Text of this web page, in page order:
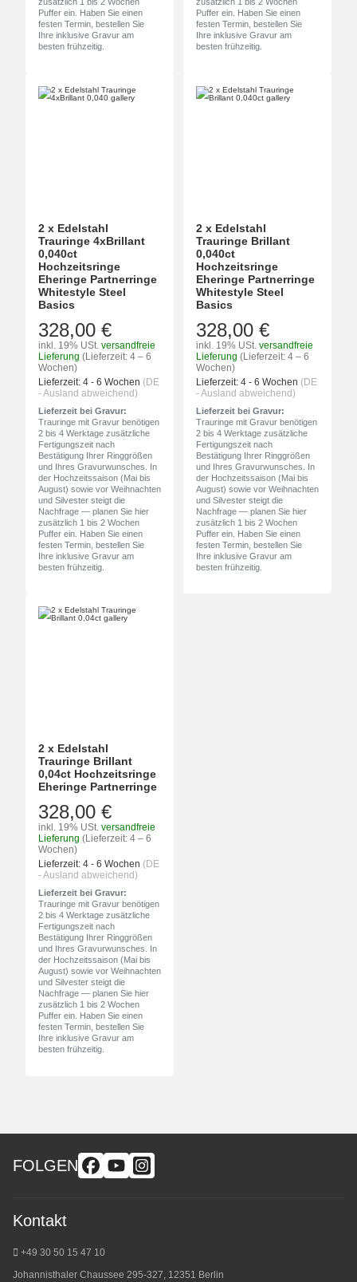
Puffer ein. Haben Sie einen
festen Termin, bestellen Sie
Ihre inklusive Gravur am
besten frühzeitig.
Puffer ein. Haben Sie einen
festen Termin, bestellen Sie
Ihre inklusive Gravur am
besten frühzeitig.
2 x Edelstahl
Trauringe 4xBrillant
0,040ct
Hochzeitsringe
Eheringe Partnerringe
Whitestyle Steel
Basics
328,00 €
inkl. 19% USt. versandfreie
Lieferung (Lieferzeit: 4 – 6
Wochen)
Lieferzeit: 4 - 6 Wochen (DE
- Ausland abweichend)
Lieferzeit bei Gravur:
Trauringe mit Gravur benötigen
2 bis 4 Werktage zusätzliche
Fertigungszeit nach
Bestätigung Ihrer Ringgrößen
und Ihres Gravurwunsches. In
der Hochzeitssaison (Mai bis
August) sowie vor Weihnachten
und Silvester steigt die
Nachfrage — planen Sie hier
zusätzlich 1 bis 2 Wochen
Puffer ein. Haben Sie einen
festen Termin, bestellen Sie
Ihre inklusive Gravur am
besten frühzeitig.
2 x Edelstahl
Trauringe Brillant
0,040ct
Hochzeitsringe
Eheringe Partnerringe
Whitestyle Steel
Basics
328,00 €
inkl. 19% USt. versandfreie
Lieferung (Lieferzeit: 4 – 6
Wochen)
Lieferzeit: 4 - 6 Wochen (DE
- Ausland abweichend)
Lieferzeit bei Gravur:
Trauringe mit Gravur benötigen
2 bis 4 Werktage zusätzliche
Fertigungszeit nach
Bestätigung Ihrer Ringgrößen
und Ihres Gravurwunsches. In
der Hochzeitssaison (Mai bis
August) sowie vor Weihnachten
und Silvester steigt die
Nachfrage — planen Sie hier
zusätzlich 1 bis 2 Wochen
Puffer ein. Haben Sie einen
festen Termin, bestellen Sie
Ihre inklusive Gravur am
besten frühzeitig.
2 x Edelstahl
Trauringe Brillant
0,04ct Hochzeitsringe
Eheringe Partnerringe
328,00 €
inkl. 19% USt. versandfreie
Lieferung (Lieferzeit: 4 – 6
Wochen)
Lieferzeit: 4 - 6 Wochen (DE
- Ausland abweichend)
Lieferzeit bei Gravur:
Trauringe mit Gravur benötigen
2 bis 4 Werktage zusätzliche
Fertigungszeit nach
Bestätigung Ihrer Ringgrößen
und Ihres Gravurwunsches. In
der Hochzeitssaison (Mai bis
August) sowie vor Weihnachten
und Silvester steigt die
Nachfrage — planen Sie hier
zusätzlich 1 bis 2 Wochen
Puffer ein. Haben Sie einen
festen Termin, bestellen Sie
Ihre inklusive Gravur am
besten frühzeitig.
FOLGEN
Kontakt
+49 30 50 15 47 10
Johannisthaler Chaussee 295-327, 12351 Berlin